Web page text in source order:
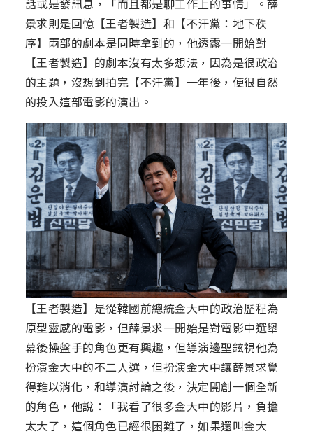
話或是發訊息，「而且都是聊工作上的事情」。薛
景求則是回憶【王者製造】和【不汗黨：地下秩
序】兩部的劇本是同時拿到的，他透露一開始對
【王者製造】的劇本沒有太多想法，因為是很政治
的主題，沒想到拍完【不汗黨】一年後，便很自然
的投入這部電影的演出。
【王者製造】是從韓國前總統金大中的政治歷程為
原型靈感的電影，但薛景求一開始是對電影中選舉
幕後操盤手的角色更有興趣，但導演邊聖鉉視他為
扮演金大中的不二人選，但扮演金大中讓薛景求覺
得難以消化，和導演討論之後，決定開創一個全新
的角色，他說：「我看了很多金大中的影片，負擔
太大了，這個角色已經很困難了，如果還叫金大